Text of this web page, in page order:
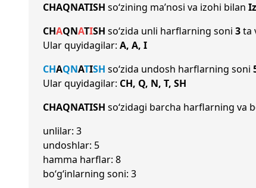
CHAQNATISH so‘zining ma’nosi va izohi bilan
CHAQNATISH so‘zida unli harflarning soni 3ta
Ular quyidagilar: A, A, I
CHAQNATISH so‘zida undosh harflarning soni
Ular quyidagilar: CH, Q, N, T, SH
CHAQNATISH so‘zidagi barcha harflarning va
unlilar: 3
undoshlar: 5
hamma harflar: 8
bo‘g‘inlarning soni: 3